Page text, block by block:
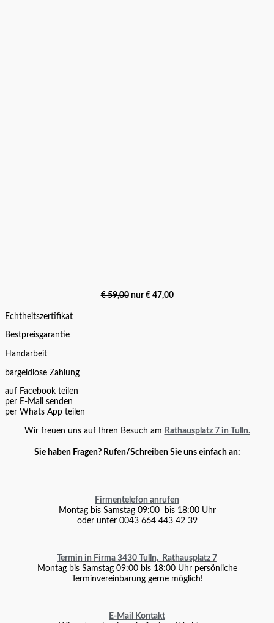
€ 59,00nur € 47,00
Echtheitszertifikat
Bestpreisgarantie
Handarbeit
bargeldlose Zahlung
auf Facebook teilen
per E-Mail senden
per Whats App teilen
Wir freuen uns auf Ihren Besuch am Rathausplatz 7 in Tulln.
Sie haben Fragen? Rufen/Schreiben Sie uns einfach an:
Firmentelefon anrufen
Montag bis Samstag 09:00 bis 18:00 Uhr
oder unter 0043 664 443 42 39
Termin in Firma 3430 Tulln, Rathausplatz 7
Montag bis Samstag 09:00 bis 18:00 Uhr persönliche
Terminvereinbarung gerne möglich!
E-Mail Kontakt